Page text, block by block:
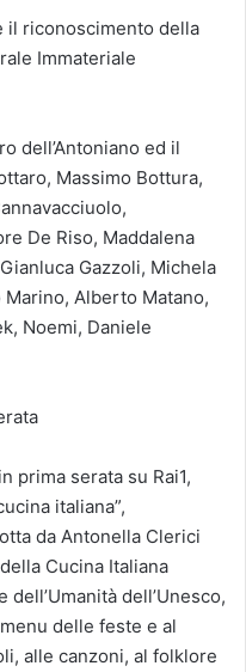
il riconoscimento della
Immateriale
dell’Antoniano ed il
Massimo Bottura,
De Riso, Maddalena
Gazzoli, Michela
Alberto Matano,
Noemi, Daniele
prima serata su Rai1,
italiana”,
da Antonella Clerici
Cucina Italiana
dell’Unesco,
delle feste e al
alle canzoni, al folklore